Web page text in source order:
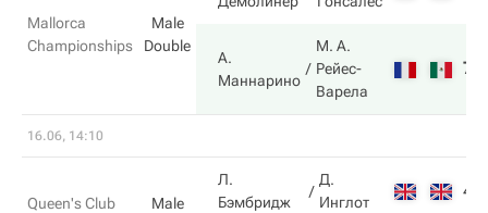
Mallorca
Championships
Male
Double
А.
Маннарино
М. А.
Рейес-
Варела
7
16.06, 14:10
Queen's Club
Male
Л.
Бэмбридж
Д.
Инглот
4